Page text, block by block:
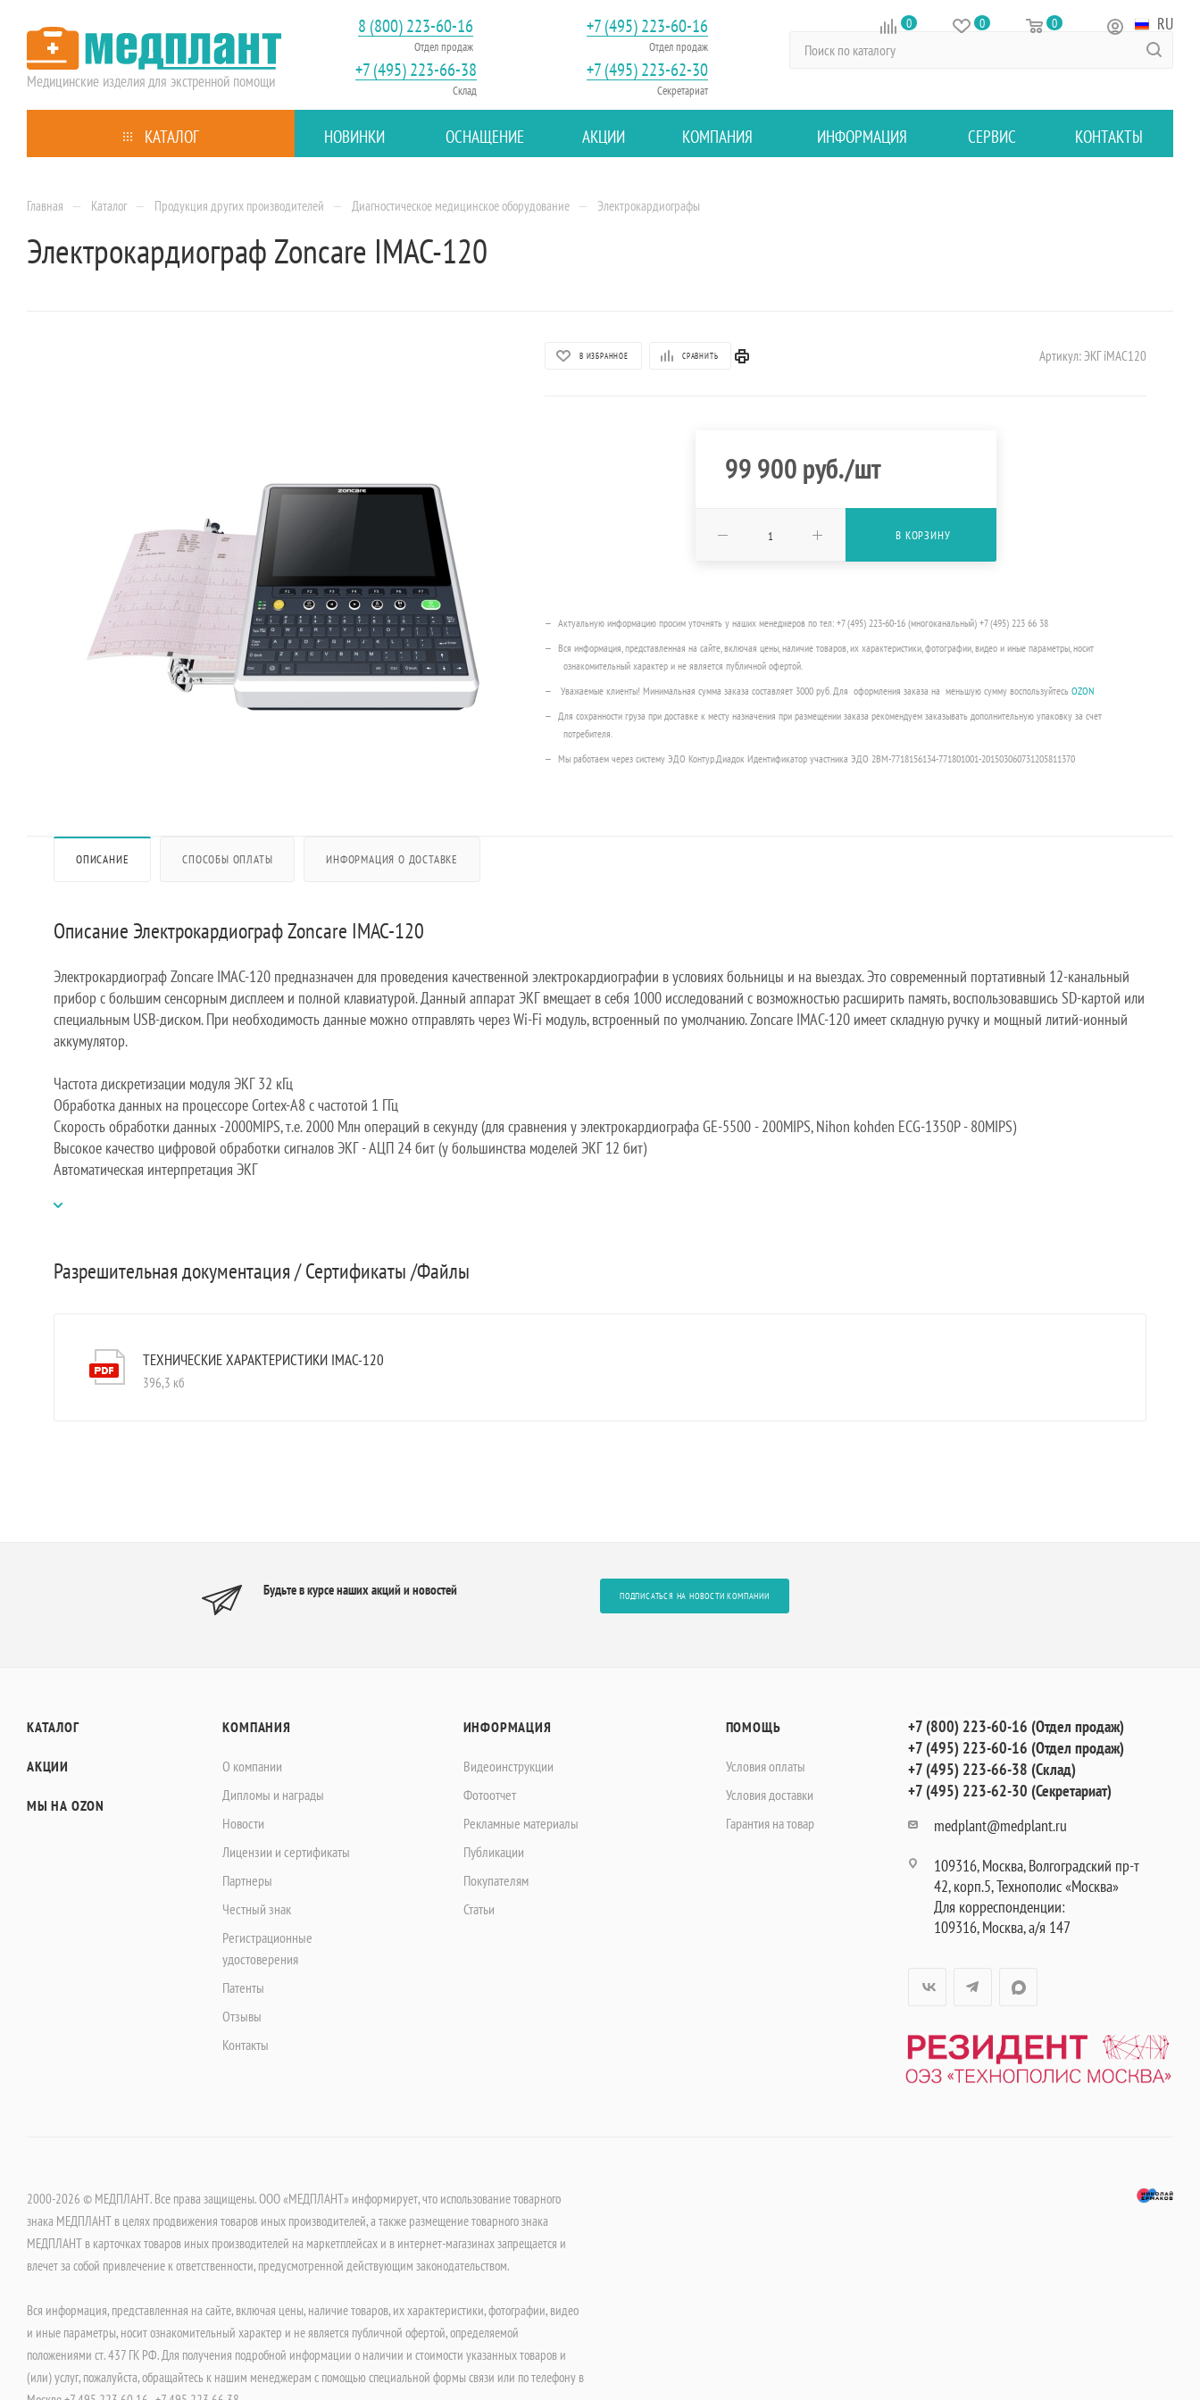
Медицинские изделиядля экстренной помощи
8 (800) 223-60-16
Отдел продаж
+7 (495) 223-60-16
Отдел продаж
+7 (495) 223-66-38
Склад
+7 (495) 223-62-30
Секретариат
0 0 0 RU
КАТАЛОГ НОВИНКИ ОСНАЩЕНИЕ АКЦИИ КОМПАНИЯ ИНФОРМАЦИЯ СЕРВИС КОНТАКТЫ
Главная — Каталог — Продукция других производителей — Диагностическое медицинское оборудование — Электрокардиографы
Электрокардиограф Zoncare IMAC-120
В ИЗБРАННОЕ СРАВНИТЬ Артикул:ЭКГ iMAC120
99 900руб./шт
В КОРЗИНУ
Актуальную информацию просим уточнять у наших менеджеров по тел: +7 (495) 223-60-16 (многоканальный) +7 (495) 223 66 38
Вся информация, представленная на сайте, включая цены, наличие товаров, их характеристики, фотографии, видео и иные параметры, носит
ознакомительный характер и не является публичной офертой.
Уважаемые клиенты! Минимальная сумма заказа составляет 3000 руб. Для оформления заказа на меньшую сумму воспользуйтесьOZON
Для сохранности груза при доставке к месту назначения при размещении заказа рекомендуем заказывать дополнительную упаковку за счет
потребителя.
Мы работаем через систему ЭДО Контур.Диадок Идентификатор участника ЭДО 2BM-7718156134-771801001-201503060731205811370
ОПИСАНИЕ СПОСОБЫ ОПЛАТЫ ИНФОРМАЦИЯ О ДОСТАВКЕ
Описание Электрокардиограф Zoncare IMAC-120
Электрокардиограф Zoncare IMAC-120 предназначен для проведения качественной электрокардиографии в условиях больницы и на выездах. Это современный портативный 12-канальный
прибор с большим сенсорным дисплеем и полной клавиатурой. Данный аппарат ЭКГ вмещает в себя 1000 исследований с возможностью расширить память, воспользовавшись SD-картой или
специальным USB-диском. При необходимость данные можно отправлять через Wi-Fi модуль, встроенный по умолчанию. Zoncare IMAC-120 имеет складную ручку и мощный литий-ионный
аккумулятор.
Частота дискретизации модуля ЭКГ 32 кГц
Обработка данных на процессоре Cortex-A8 с частотой 1 ГГц
Скорость обработки данных -2000MIPS, т.е. 2000 Млн операций в секунду (для сравнения у электрокардиографа GE-5500 - 200MIPS, Nihon kohden ECG-1350P - 80MIPS)
Высокое качество цифровой обработки сигналов ЭКГ - АЦП 24 бит (у большинства моделей ЭКГ 12 бит)
Автоматическая интерпретация ЭКГ
Разрешительная документация / Сертификаты /Файлы
ТЕХНИЧЕСКИЕ ХАРАКТЕРИСТИКИ IMAC-120
396,3 кб
Будьте в курсе наших акций и новостей ПОДПИСАТЬСЯ НА НОВОСТИ КОМПАНИИ
КАТАЛОГ
АКЦИИ
МЫ НА OZON
КОМПАНИЯ
О компании
Дипломы и награды
Новости
Лицензии и сертификаты
Партнеры
Честный знак
Регистрационные
удостоверения
Патенты
Отзывы
Контакты
ИНФОРМАЦИЯ
Видеоинструкции
Фотоотчет
Рекламные материалы
Публикации
Покупателям
Статьи
ПОМОЩЬ
Условия оплаты
Условия доставки
Гарантия на товар
+7 (800) 223-60-16 (Отдел продаж)
+7 (495) 223-60-16 (Отдел продаж)
+7 (495) 223-66-38 (Склад)
+7 (495) 223-62-30 (Секретариат)
medplant@medplant.ru
109316, Москва, Волгоградский пр-т
42, корп.5, Технополис «Москва»
Для корреспонденции:
109316, Москва, а/я 147
2000-2026 © МЕДПЛАНТ. Все права защищены. ООО «МЕДПЛАНТ» информирует, что использование товарного
знака МЕДПЛАНТ в целях продвижения товаров иных производителей, а также размещение товарного знака
МЕДПЛАНТ в карточках товаров иных производителей на маркетплейсах и в интернет-магазинах запрещается и
влечет за собой привлечение к ответственности, предусмотренной действующим законодательством.
Вся информация, представленная на сайте, включая цены, наличие товаров, их характеристики, фотографии, видео
и иные параметры, носит ознакомительный характер и не является публичной офертой, определяемой
положениями ст. 437 ГК РФ. Для получения подробной информации о наличии и стоимости указанных товаров и
(или) услуг, пожалуйста, обращайтесь к нашим менеджерам с помощью специальной формы связи или по телефону в